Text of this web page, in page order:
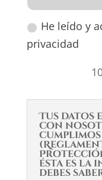
He leído y
privacidad
Tus datos
con
cumplimos
ésta es la
debes